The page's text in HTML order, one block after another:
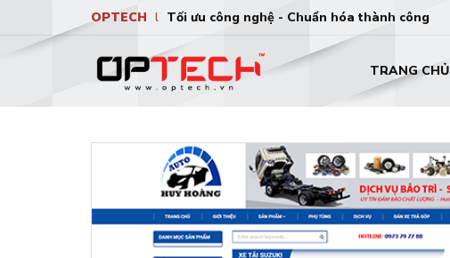
OPTECH l Tối ưu công nghệ - Chuẩn hóa thành công
TRANG CHỦ